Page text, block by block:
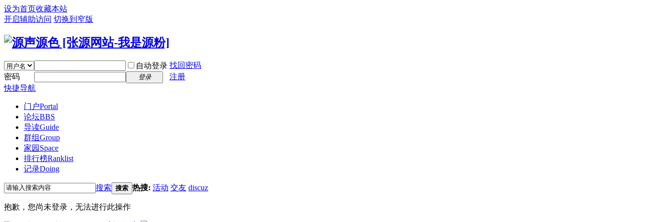
设为首页收藏本站
开启辅助访问 切换到窄版
自动登录 找回密码
密码
登录
注册
快捷导航
门户Portal
论坛BBS
导读Guide
群组Group
家园 Space
排行榜Ranklist
记录Doing
搜索 搜索 热搜: 活动 交友 discuz
抱歉，您尚未登录，无法进行此操作